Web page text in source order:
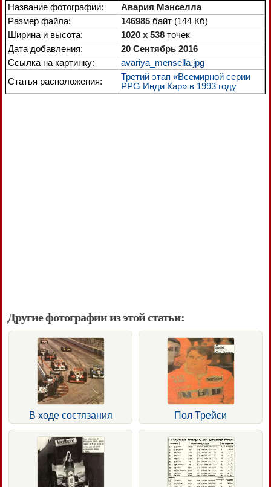
Название фотографии:
Авария Мэнселла
Размер файла:
146985 байт (144 Кб)
Ширина и высота:
1020 x 538 точек
Дата добавления:
20 Сентябрь 2016
Ссылка на картинку:
avariya_mensella.jpg
Статья расположения:
Третий этап «Всемирной серии
PPG Инди Кар» в 1993 году
Другие фотографии из этой статьи:
В ходе состязания Пол Трейси